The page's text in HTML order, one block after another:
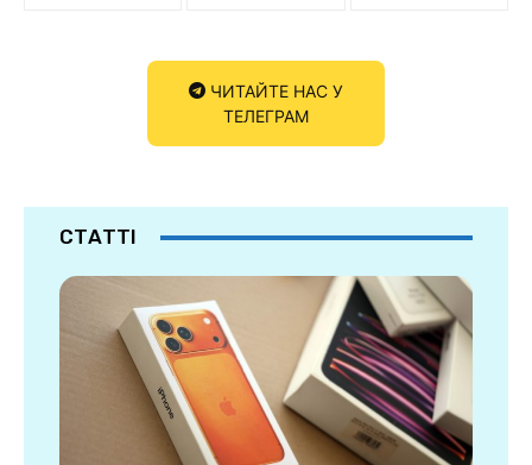
ЧИТАЙТЕ НАС У
ТЕЛЕГРАМ
СТАТТІ